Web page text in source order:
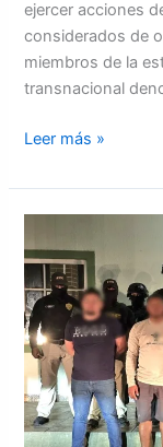
ejercer acciones
considerados de
miembros de la
transnacional
Leer más »
seis
integrantes
de
estructura
criminal
por
tráfico
de